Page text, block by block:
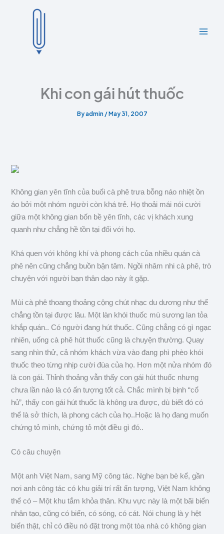
Khi con gái hút thuốc
Byadmin /May 31, 2007
Không gian yên tĩnh của buổi cà phê trưa bỗng náo nhiệt ồn
áo bởi một nhóm người còn khá trẻ. Họ thoải mái nói cười
giữa một không gian bốn bề yên tĩnh, các vị khách xung
quanh như chẳng hề tồn tại đối với họ.
Khá quen với không khí và phong cách của nhiều quán cà
phê nên cũng chẳng buồn bận tâm. Ngồi nhâm nhi cà phê, trò
chuyện với người bạn thân dạo này ít gặp.
Mùi cà phê thoang thoảng cộng chút nhạc du dương như thể
chẳng tồn tại được lâu. Một làn khói thuốc mù sương lan tỏa
khắp quán.. Có người đang hút thuốc. Cũng chẳng có gì ngạc
nhiên, uống cà phê hút thuốc cũng là chuyện thường. Quay
sang nhìn thử, cả nhóm khách vừa vào đang phì phèo khói
thuốc theo từng nhịp cười đùa của họ. Hơn một nửa nhóm đó
là con gái. Thỉnh thoảng vẫn thấy con gái hút thuốc nhưng
chưa lần nào là có ấn tượng tốt cả. Chắc mình bị bịnh “cổ
hủ”, thấy con gái hút thuốc là không ưa được, dù biết đó có
thể là sở thích, là phong cách của họ..Hoặc là họ đang muốn
chứng tỏ mình, chứng tỏ một điều gì đó..
Có câu chuyện
Một anh Việt Nam, sang Mỹ công tác. Nghe bạn bè kể, gần
nơi anh công tác có khu giải trí rất ấn tượng, Việt Nam không
thể có – Một khu tắm khỏa thân. Khu vực này là một bãi biển
nhân tạo, cũng có biển, có sóng, có cát. Nói chung là y hệt
biển thật, chỉ có điều nó đặt trong một tòa nhà có không gian